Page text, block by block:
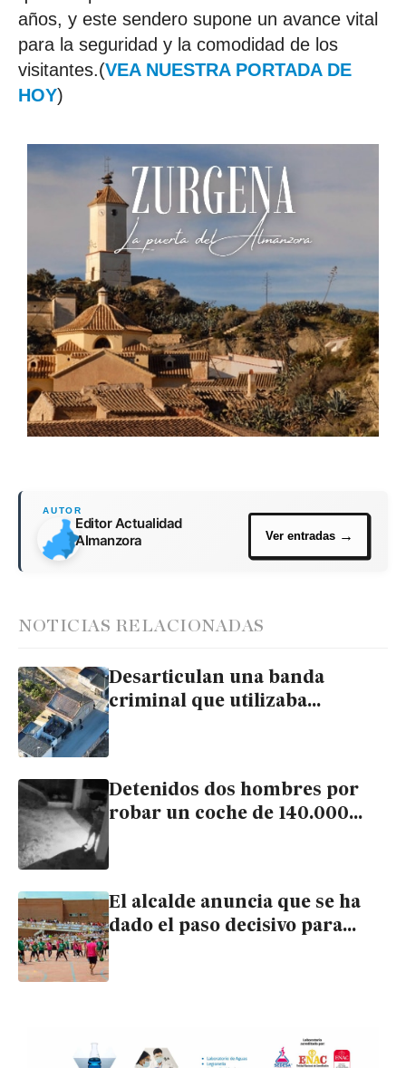
años, y este sendero supone un avance vital
para la seguridad y la comodidad de los
visitantes.(VEA NUESTRA PORTADA DE
HOY)
Editor Actualidad
Almanzora
NOTICIAS RELACIONADAS
Desarticulan una banda
criminal que utilizaba
Detenidos dos hombres por
robar un coche de 140.000
El alcalde anuncia que se ha
dado el paso decisivo para